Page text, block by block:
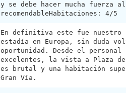
y se debe hacer mucha fuerza
recomendableHabitaciones: 4/5
En definitiva este fue nuestro
estadía en Europa, sin duda
oportunidad. Desde el
excelentes, la vista a Plaza
es brutal y una habitación
Gran Vía.